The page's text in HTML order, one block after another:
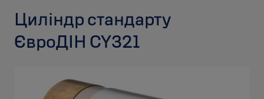
Циліндр стандарту
ЄвроДІН CY321